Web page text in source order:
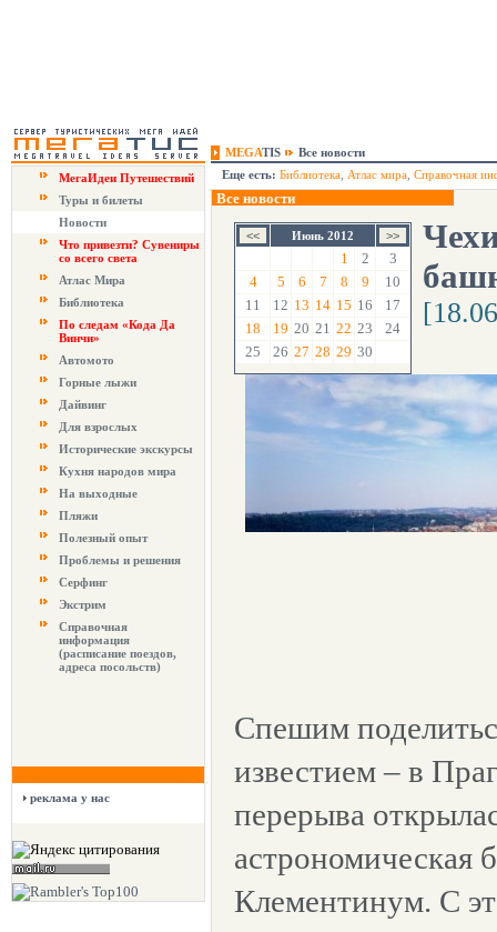
MEGATIS
Все новости
МегаИдеи Путешествий
Туры и билеты
Новости
Что привезти? Сувениры
со всего света
Атлас Мира
Библиотека
По следам «Кода Да
Винчи»
Автомото
Горные лыжи
Дайвинг
Для взрослых
Исторические экскурсы
Кухня народов мира
На выходные
Пляжи
Полезный опыт
Проблемы и решения
Серфинг
Экстрим
Справочная
информация
(расписание поездов,
адреса посольств)
реклама у нас
Еще есть: Библиотека Атлас мира Справочная
Все новости
Июнь 2012
1 2
3
4
5 6 7 8 9
10
11
12 13 14 15 16
17
18
19 20 21 22 23
24
25
26 27 28 29 30
Спешим
известием – в
перерыва
астрономическая
Клементинум. С